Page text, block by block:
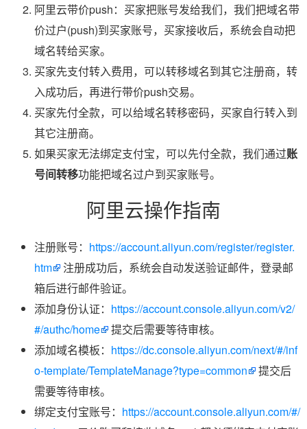
阿里云带价push：买家把账号发给我们，我们把域名带
价过户(push)到买家账号，买家接收后，系统会自动把
域名转给买家。
买家先支付转入费用，可以转移域名到其它注册商，转
入成功后，再进行带价push交易。
买家先付全款，可以给域名转移密码，买家自行转入到
其它注册商。
如果买家无法绑定支付宝，可以先付全款，我们通过账
号间转移功能把域名过户到买家账号。
阿里云操作指南
注册账号： https://account.aliyun.com/register/register.
htm
注册成功后，系统会自动发送验证邮件，登录邮
箱后进行邮件验证。
添加身份认证： https://account.console.aliyun.com/v2/
#/authc/home
提交后需要等待审核。
添加域名模板： https://dc.console.aliyun.com/next/#/inf
o-template/TemplateManage?type=common
提交后
需要等待审核。
绑定支付宝账号： https://account.console.aliyun.com/#/